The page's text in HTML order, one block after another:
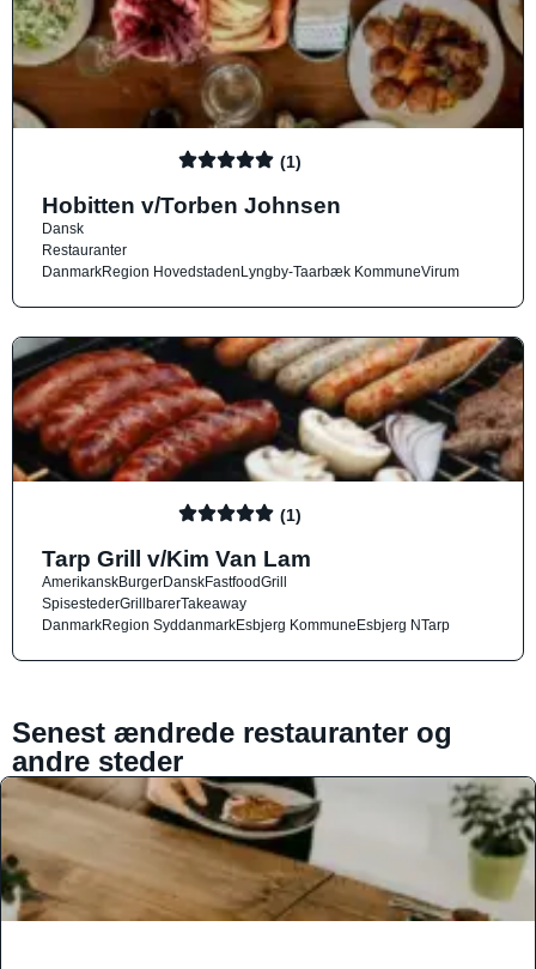
(1)
Hobitten v/Torben Johnsen
Dansk
Restauranter
DanmarkRegion HovedstadenLyngby-Taarbæk KommuneVirum
(1)
Tarp Grill v/Kim Van Lam
AmerikanskBurgerDanskFastfoodGrill
SpisestederGrillbarerTakeaway
DanmarkRegion SyddanmarkEsbjerg KommuneEsbjerg NTarp
Senest ændrede restauranter og
andre steder